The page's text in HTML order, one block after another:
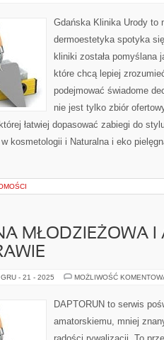
Gdańska Klinika Urody to
dermoestetyka spotyka
kliniki została pomyślana
które chcą lepiej
podejmować świadome
nie jest tylko zbiór
łatwiej dopasować zabiegi do
kosmetologii i Naturalna i eko
MŁODZIEŻOWA I
GRU - 21 - 2025 MOŻLIWOŚĆ
DAPTORUN to serwis
amatorskiemu, mniej